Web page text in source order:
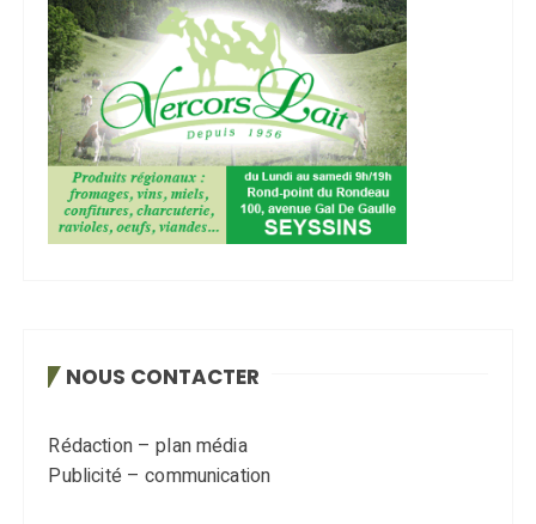
NOUS CONTACTER
Rédaction – plan média
Publicité – communication